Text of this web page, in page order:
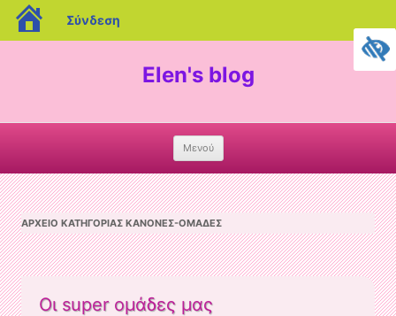
Elen's blog
Μενού
Skip
to
content
ΑΡΧΕΊΟ ΚΑΤΗΓΟΡΊΑΣ ΚΑΝΌΝΕΣ-ΟΜΆΔΕΣ
Οι super ομάδες μας
blogs.sch.gr
Σύνδεση